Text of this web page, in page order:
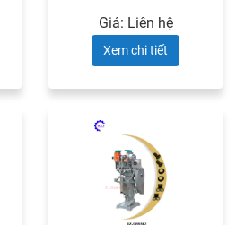
Giá: Liên hệ
Xem chi tiết